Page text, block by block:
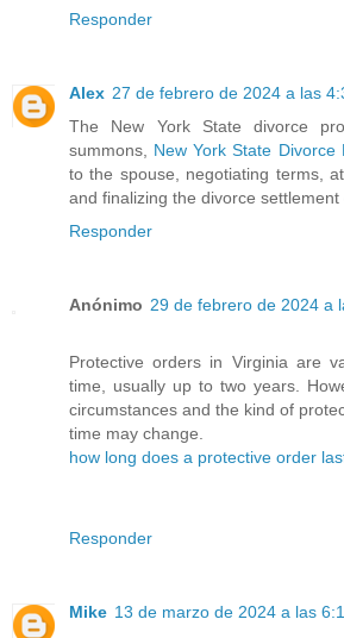
Responder
Alex 27 de febrero de 2024 a las
The New York State divorce
summons, New York State Divorce
to the spouse, negotiating terms,
and finalizing the divorce settlement
Responder
Anónimo 29 de febrero de 2024 a
Protective orders in Virginia are
time, usually up to two years.
circumstances and the kind of
time may change.
how long does a protective order
Responder
Mike 13 de marzo de 2024 a las